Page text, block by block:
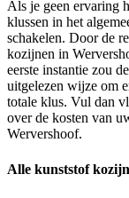
Als je geen ervaring
klussen in het
schakelen. Door de
kozijnen in
eerste instantie zou
uitgelezen wijze om
totale klus. Vul dan
over de kosten van
Wervershoof.
Alle kunststof